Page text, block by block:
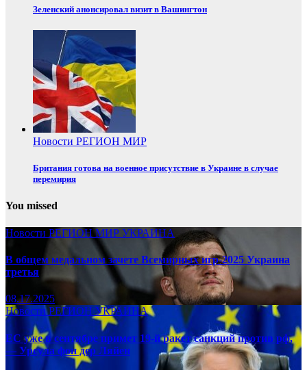
Зеленский анонсировал визит в Вашингтон
Новости РЕГИОН МИР
Британия готова на военное присутствие в Украине в случае
перемирия
You missed
Новости РЕГИОНМИР УКРАИНА
В общем медальном зачете Всемирных игр-2025 Украина
третья
08.17.2025
НовостиРЕГИОНУКРАИНА
ЕС уже в сентябре примет 19-й ракет санкций против рф,
— Урсула фон дер Ляйен